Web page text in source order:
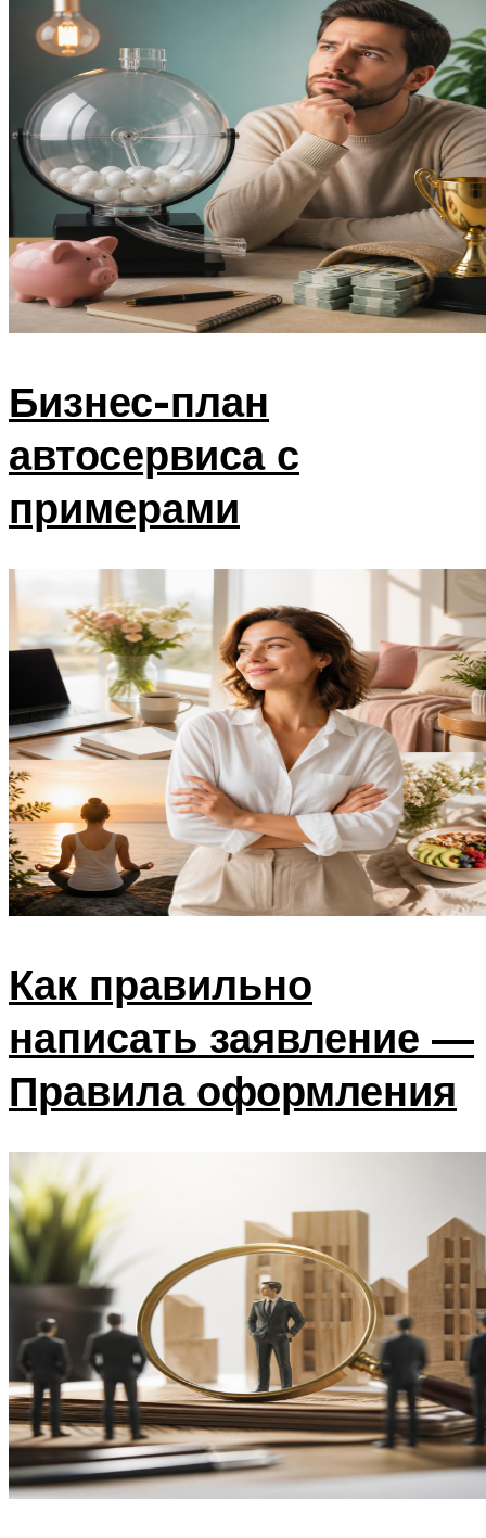
Бизнес-план
автосервиса с
примерами
Как правильно
написать заявление —
Правила оформления